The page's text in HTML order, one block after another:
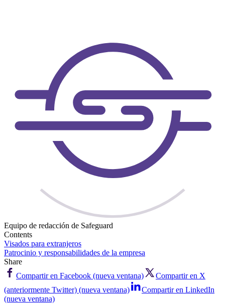
Equipo de redacción de Safeguard
Contents
Visados para extranjeros
Patrocinio y responsabilidades de la empresa
Share
Compartir en Facebook (nueva ventana)
Compartir en X
(anteriormente Twitter) (nueva ventana)
Compartir en LinkedIn
(nueva ventana)